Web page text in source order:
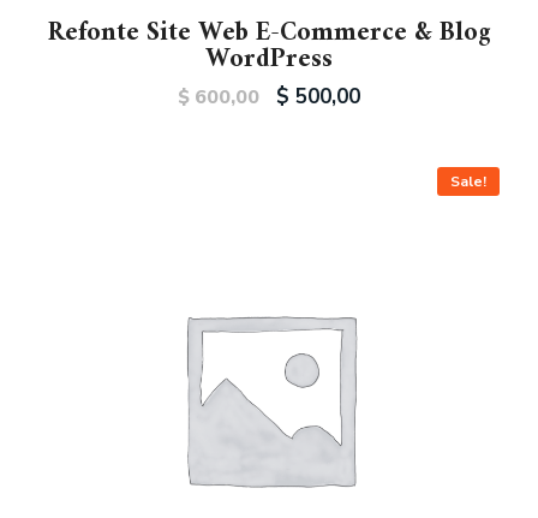
Refonte Site Web E-Commerce & Blog
WordPress
$ 600,00 $ 500,00
Sale!